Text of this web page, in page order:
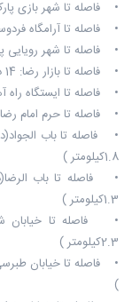
• فاصله تا شهر بازی پارک ملت: 15 دقیقه با
• فاصله تا آرامگاه فردوسی: 35 دقیقه با ماشین (
• فاصله تا شهر رویایی پدیده شاندیز: 34
• فاصله تا بازار رضا: 14 دقیقه پیاده و 2 دقیقه با ماشین ( 1.2کیلومتر )
• فاصله تا ایستگاه راه آهن: 8 دقیقه با ماشین (
• فاصله تا حرم امام رضا: 17 دقیقه پیاده و 2 دقیقه با ماشین (
1.8کیلومتر )
1.3کیلومتر )
2.3کیلومتر )
)